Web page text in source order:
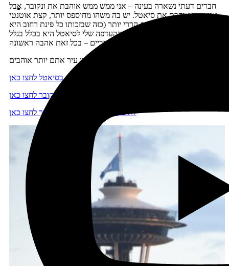
חברים דעתי נשארה בעינה – אני ממש ממש אוהבת את ונקובר, אבל
אני יותר אוהבת את סיאטל. יש בה משהו מחוספס יותר, קצת אוטנטי
יותר, מבולגן יותר וגם הררי יותר (כזה שבזכותו כל פינת רחוב היא
תצפית מרהיבה), ואולי כאמור ההעדפה שלי לסיאטל היא בכלל בגלל
למידע על מלונות מומלצים בסיאטל לחצו כאן
למידע על מלונות מומלצים בוונקובר לחצו כאן
לתוכניות טיול בסיאטל ובוונקובר לחצו כאן